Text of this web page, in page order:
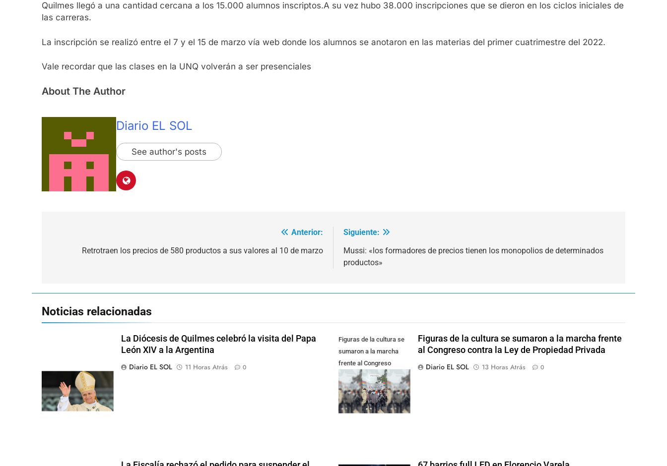
Quilmes llegó a una cantidad cercana a los 15.000 alumnos inscriptos.A su vez hubo 38.000 inscripciones que se dieron en los ciclos iniciales de
las carreras.
La inscripción se realizó entre el 7 y el 15 de marzo vía web donde los alumnos se anotaron en las materias del primer cuatrimestre del 2022.
Vale recordar que las clases en la UNQ volverán a ser presenciales
About The Author
Diario EL SOL
See author's posts
Anterior:
Retrotraen los precios de 580 productos a sus valores al 10 de marzo
Siguiente:
Mussi: «los formadores de precios tienen los monopolios de determinados
productos»
Noticias relacionadas
La Diócesis de Quilmes celebró la visita del Papa
León XIV a la Argentina
Diario EL SOL
11 Horas Atrás 0
Figuras de la cultura se
sumaron a la marcha
frente al Congreso
contra la Ley de
Propiedad Privada
Figuras de la cultura se sumaron a la marcha frente
al Congreso contra la Ley de Propiedad Privada
Diario EL SOL
13 Horas Atrás 0